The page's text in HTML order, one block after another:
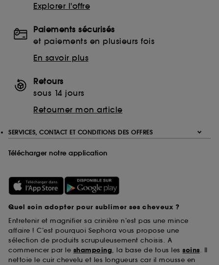
Explorer l'offre
Paiements sécurisés
et paiements en plusieurs fois
En savoir plus
Retours
sous 14 jours
Retourner mon article
SERVICES, CONTACT ET CONDITIONS DES OFFRES
Télécharger notre application
Quel soin adopter pour sublimer ses cheveux ?
Entretenir et magnifier sa crinière n’est pas une mince
affaire ! C’est pourquoi Sephora vous propose une
sélection de produits scrupuleusement choisis. A
commencer par le shampoing, la base de tous les soins. Il
nettoie le cuir chevelu et les longueurs car il mousse en